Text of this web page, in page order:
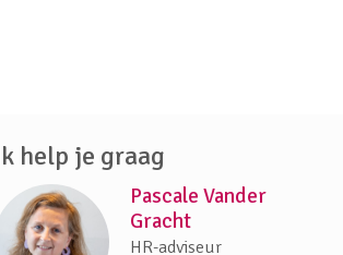
help je graag
Pascale Vander
Gracht
HR-adviseur